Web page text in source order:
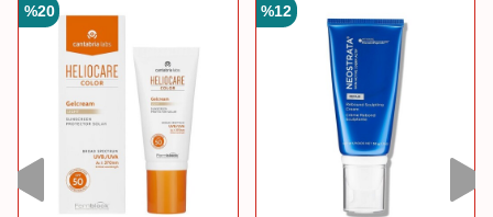
%20 %12